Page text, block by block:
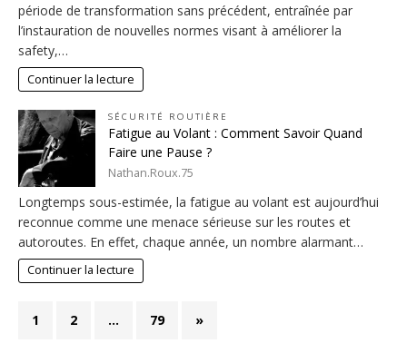
période de transformation sans précédent, entraînée par
l’instauration de nouvelles normes visant à améliorer la
safety,…
Continuer la lecture
SÉCURITÉ ROUTIÈRE
Fatigue au Volant : Comment Savoir Quand
Faire une Pause ?
Nathan.Roux.75
Longtemps sous-estimée, la fatigue au volant est aujourd’hui
reconnue comme une menace sérieuse sur les routes et
autoroutes. En effet, chaque année, un nombre alarmant…
Continuer la lecture
1 2 … 79 »